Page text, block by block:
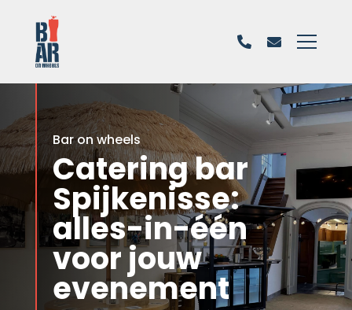
Bar on wheels
Catering bar
Spijkenisse:
alles-in-één
voor jouw
evenement